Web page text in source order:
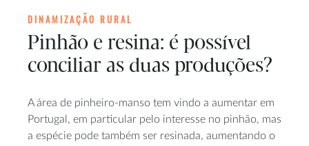
DINAMIZAÇÃO RURAL
Pinhão e resina: é possível
conciliar as duas produções?
A área de pinheiro-manso tem vindo a aumentar em
Portugal, em particular pelo interesse no pinhão, mas
a espécie pode também ser resinada, aumentando o